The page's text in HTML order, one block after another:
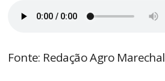
Fonte: Redação Agro Marechal